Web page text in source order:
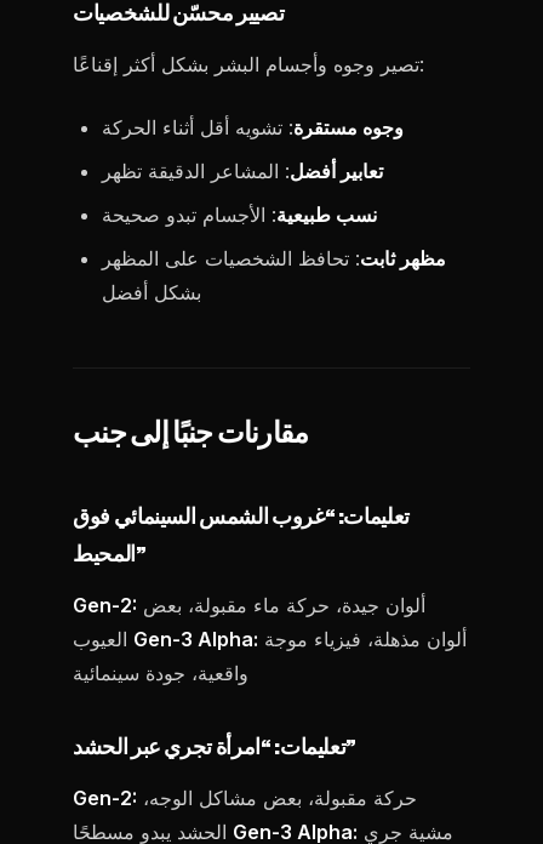
تصيير محسّن للشخصيات
تصير وجوه وأجسام البشر بشكل أكثر إقناعًا:
وجوه مستقرة: تشويه أقل أثناء الحركة
تعابير أفضل: المشاعر الدقيقة تظهر
نسب طبيعية: الأجسام تبدو صحيحة
مظهر ثابت: تحافظ الشخصيات على المظهر
بشكل أفضل
مقارنات جنبًا إلى جنب
تعليمات: “غروب الشمس السينمائي فوق
المحيط”
Gen-2:
Gen-3 Alpha:
واقعية، جودة سينمائية
تعليمات: “امرأة تجري عبر الحشد”
Gen-2:
Gen-3 Alpha: